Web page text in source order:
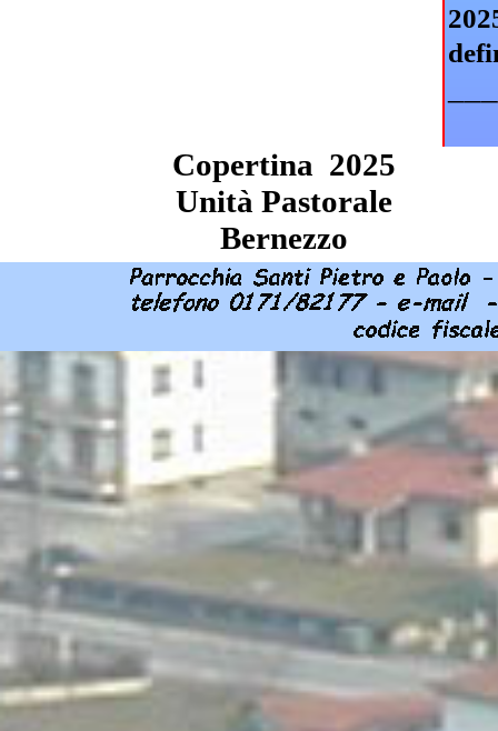
Copertina 2025
Unità Pastorale
Bernezzo
Torna ai contenuti